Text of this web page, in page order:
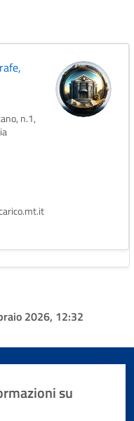
n.1,
2026, 12:32
su